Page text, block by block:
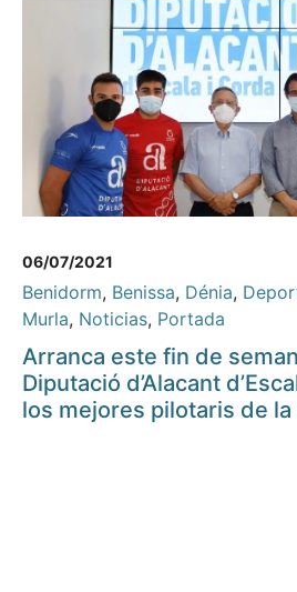
06/07/2021
Benidorm, Benissa, Dénia,
Murla, Noticias, Portada
Arranca este fin de
Diputació d’Alacant
los mejores pilotaris de